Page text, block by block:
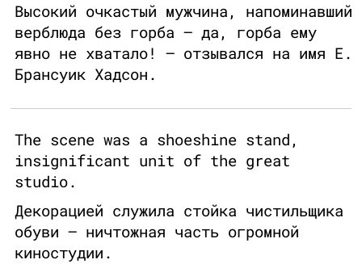
Высокий очкастый мужчина, напоминавший
верблюда без горба — да, горба ему
явно не хватало! — отзывался на имя Е.
Брансуик Хадсон.
The scene was a shoeshine stand,
insignificant unit of the great
studio.
Декорацией служила стойка чистильщика
обуви — ничтожная часть огромной
киностудии.